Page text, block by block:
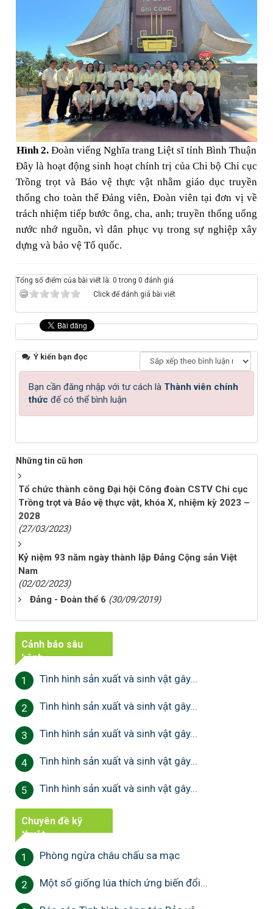
Hình 2. Đoàn viếng Nghĩa trang Liệt sĩ tỉnh Bình Thuận
Đây là hoạt động sinh hoạt chính trị của Chi bộ Chi cục
Trồng trọt và Bảo vệ thực vật nhằm giáo dục truyền
thống cho toàn thể Đảng viên, Đoàn viên tại đơn vị về
trách nhiệm tiếp bước ông, cha, anh; truyền thống uống
nước nhớ nguồn, vì dân phục vụ trong sự nghiệp xây
dựng và bảo vệ Tổ quốc.
Tổng số điểm của bài viết là: 0 trong 0 đánh giá
Click để đánh giá bài viết
Ý kiến bạn đọc
Bạn cần đăng nhập với tư cách là Thành viên chính
thức để có thể bình luận
Những tin cũ hơn
Tổ chức thành công Đại hội Công đoàn CSTV Chi cục
Trồng trọt và Bảo vệ thực vật, khóa X, nhiệm kỳ 2023 –
2028
(27/03/2023)
Kỷ niệm 93 năm ngày thành lập Đảng Cộng sản Việt
Nam
(02/02/2023)
Đảng - Đoàn thể 6 (30/09/2019)
Cảnh báo sâu
bệnh
1 Tình hình sản xuất và sinh vật gây...
2 Tình hình sản xuất và sinh vật gây...
3 Tình hình sản xuất và sinh vật gây...
4 Tình hình sản xuất và sinh vật gây...
5 Tình hình sản xuất và sinh vật gây...
Chuyên đề kỹ
thuật
1 Phòng ngừa châu chấu sa mạc
2 Một số giống lúa thích ứng biến đổi...